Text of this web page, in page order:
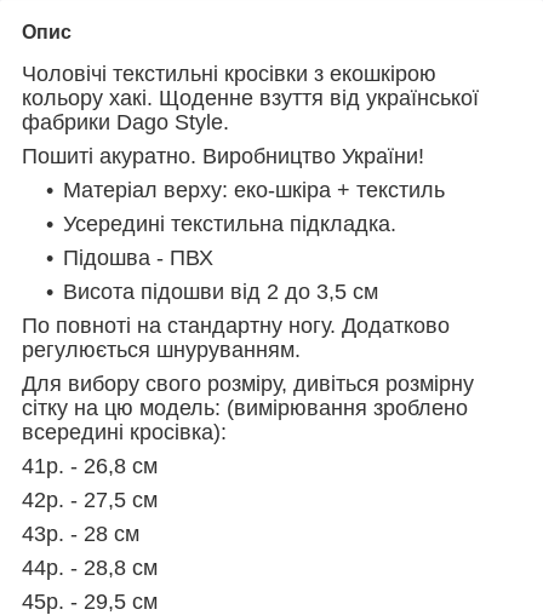
Опис
Чоловічі текстильні кросівки з екошкірою
кольору хакі. Щоденне взуття від української
фабрики Dago Style.
Пошиті акуратно. Виробництво України!
Матеріал верху: еко-шкіра + текстиль
Усередині текстильна підкладка.
Підошва - ПВХ
Висота підошви від 2 до 3,5 см
По повноті на стандартну ногу. Додатково
регулюється шнуруванням.
Для вибору свого розміру, дивіться розмірну
сітку на цю модель: (вимірювання зроблено
всередині кросівка):
41р. - 26,8 см
42р. - 27,5 см
43р. - 28 см
44р. - 28,8 см
45р. - 29,5 см